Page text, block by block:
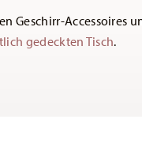
Geschirr-Accessoires
gedeckten Tisch.